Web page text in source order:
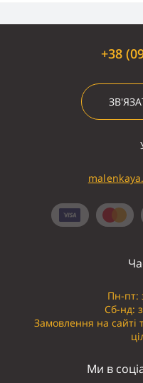
+38
Пн-пт:
Сб-нд:
Замовлення на
Ми в